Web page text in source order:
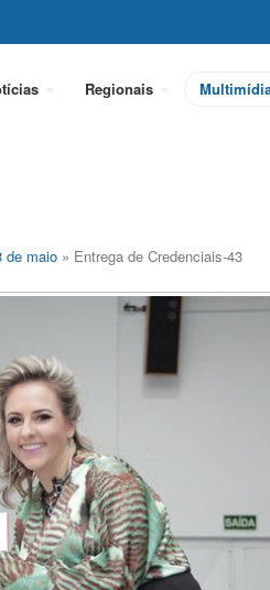
Regionais
de maio » Entrega de Credenciais-43